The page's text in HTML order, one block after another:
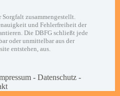
zusammengestellt.
und Fehlerfreiheit der
Die DBFG schließt jede
oder unmittelbar aus der
entstehen, aus.
-Datenschutz -